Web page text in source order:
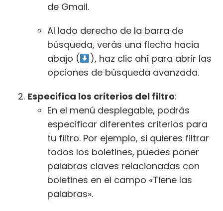
de Gmail.
Al lado derecho de la barra de
búsqueda, verás una flecha hacia
abajo (
), haz clic ahí para abrir las
opciones de búsqueda avanzada.
Especifica los criterios del filtro:
En el menú desplegable, podrás
especificar diferentes criterios para
tu filtro. Por ejemplo, si quieres filtrar
todos los boletines, puedes poner
palabras claves relacionadas con
boletines en el campo «Tiene las
palabras».